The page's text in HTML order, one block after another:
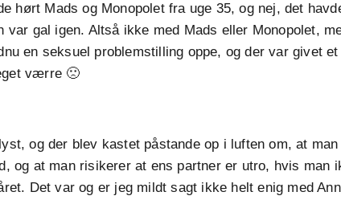
hørt Mads og Monopolet fra uge 35, og nej, det
var gal igen. Altså ikke med Mads eller Monopolet,
en seksuel problemstilling oppe, og der var givet et
værre 🙁
og der blev kastet påstande op i luften om, at
og at man risikerer at ens partner er utro, hvis man
Det var og er jeg mildt sagt ikke helt enig med